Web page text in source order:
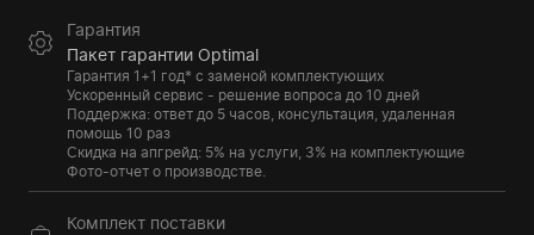
Гарантия
Пакет гарантии Optimal
Гарантия 1+1 год* с заменой комплектующих
Ускоренный сервис - решение вопроса до 10 дней
Поддержка: ответ до 5 часов, консультация, удаленная
помощь 10 раз
Скидка на апгрейд: 5% на услуги, 3% на комплектующие
Фото-отчет о производстве.
Комплект поставки